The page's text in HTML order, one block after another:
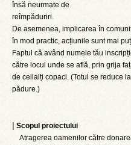
însă neurmate de
reîmpăduriri.
De asemenea, implicarea în
în mod practic, acțiunile sunt mai
Faptul că având numele tău
către locul unde se află, prin grija
de ceilalți copaci. (Totul se reduce
pădure.)
| Scopul proiectului
Atragerea oamenilor către